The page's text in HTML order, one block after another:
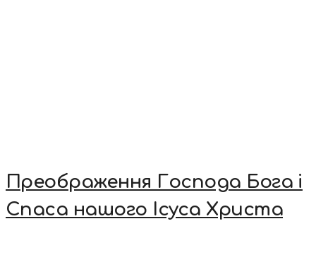
Преображення Господа Бога і
Спаса нашого Ісуса Христа